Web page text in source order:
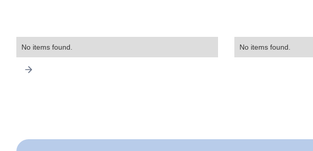
No items found. No items found.